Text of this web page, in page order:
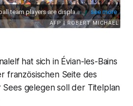
hat sich in Évian-les-Bains
französischen Seite des
Sees gelegen soll der Titelplan